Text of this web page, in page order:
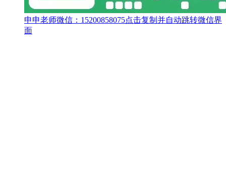
申申老师微信： 15200858075点击复制并自动跳转微信界
面